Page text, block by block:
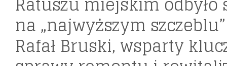
na „najwyższym
Rafał Bruski, wsparty